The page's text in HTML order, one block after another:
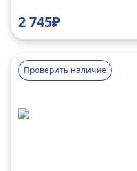
2 745₽
Проверить наличие